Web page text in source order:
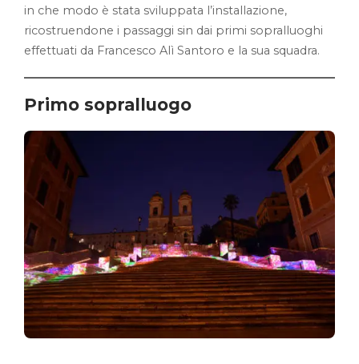
in che modo è stata sviluppata l’installazione,
ricostruendone i passaggi sin dai primi sopralluoghi
effettuati da Francesco Alì Santoro e la sua squadra.
Primo sopralluogo